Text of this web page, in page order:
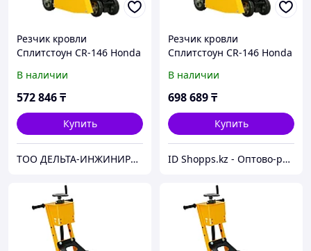
Резчик кровли
Сплитстоун CR-146 Honda
В наличии
572 846₸
Купить
ТОО ДЕЛЬТА-ИНЖИНИРИНГ | Оборудование и станки из России без посредников
Резчик кровли
Сплитстоун CR-146 Honda
В наличии
698 689₸
Купить
ID Shopps.kz - Оптово-розничный Склад